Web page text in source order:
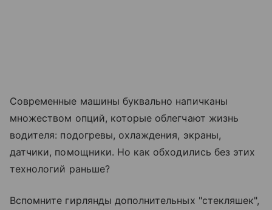
Современные машины буквально напичканы
множеством опций, которые облегчают жизнь
водителя: подогревы, охлаждения, экраны,
датчики, помощники. Но как обходились без этих
технологий раньше?
Вспомните гирлянды дополнительных "стекляшек",